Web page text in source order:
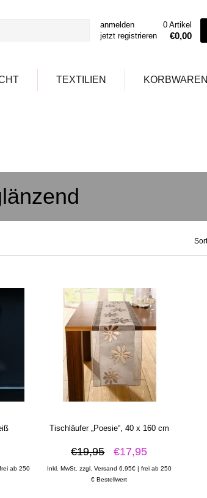
anmelden
jetzt registrieren
0 Artikel
€0,00
TEXTILIEN KORBWAREN
ab 250
Tischläufer „Poesie“, 40 x 160 cm
€19,95 €17,95
Inkl. MwSt. zzgl. Versand 6,95€ | frei ab 250
€ Bestellwert